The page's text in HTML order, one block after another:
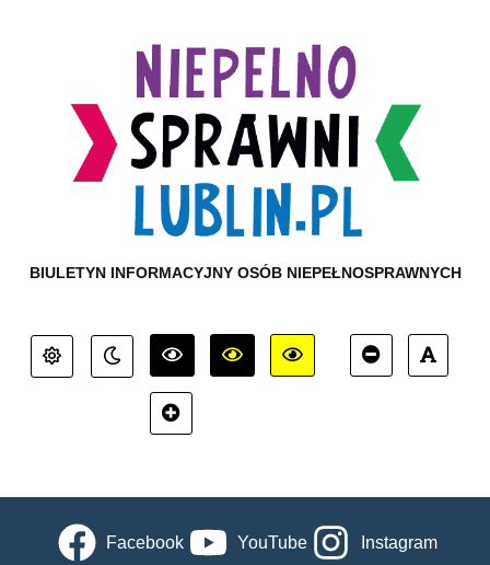
BIULETYN INFORMACYJNY OSÓB NIEPEŁNOSPRAWNYCH
Facebook YouTube Instagram